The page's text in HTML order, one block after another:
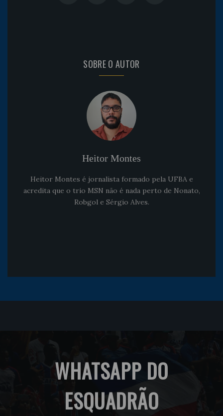
SOBRE O AUTOR
Heitor Montes
Heitor Montes é jornalista formado pela UFBA e
acredita que o trio MSN não é nada perto de Nonato,
Robgol e Sérgio Alves.
WHATSAPP DO
ESQUADRÃO